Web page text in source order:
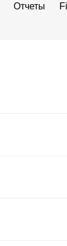
Отчеты